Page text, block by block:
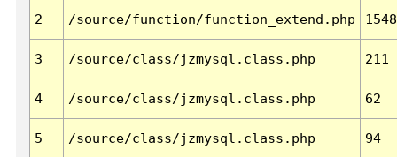
2 /source/function/function_extend.php 1548
3 /source/class/jzmysql.class.php 211
4 /source/class/jzmysql.class.php 62
5 /source/class/jzmysql.class.php 94